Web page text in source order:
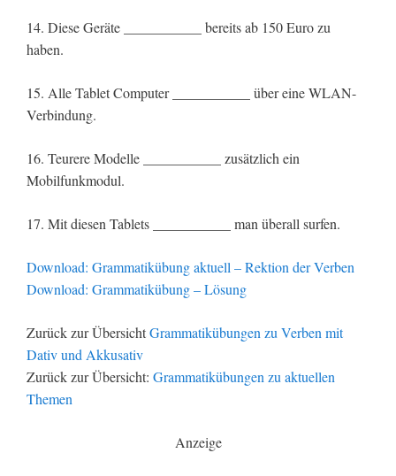
14. Diese Geräte ___________ bereits ab 150 Euro zu
haben.
15. Alle Tablet Computer ___________ über eine WLAN-
Verbindung.
16. Teurere Modelle ___________ zusätzlich ein
Mobilfunkmodul.
17. Mit diesen Tablets ___________ man überall surfen.
Download: Grammatikübung aktuell – Rektion der Verben
Download: Grammatikübung – Lösung
Zurück zur ÜbersichtGrammatikübungen zu Verben mit
Dativ und Akkusativ
Zurück zur Übersicht: Grammatikübungen zu aktuellen
Themen
Anzeige